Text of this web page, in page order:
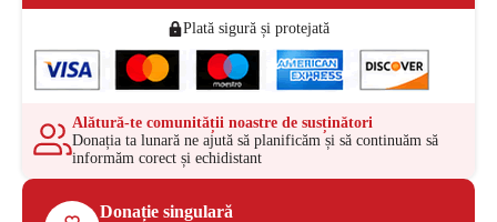
Plată sigură și protejată
Alătură-te comunității noastre de susținători
Donația ta lunară ne ajută să planificăm și să continuăm să
informăm corect și echidistant
Donație singulară